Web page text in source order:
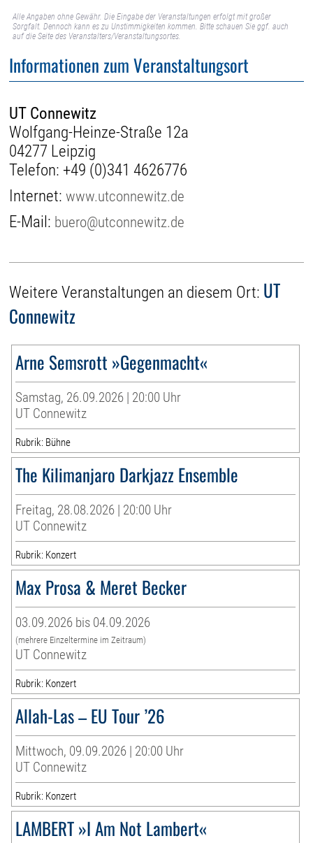
Alle Angaben ohne Gewähr. Die Eingabe der Veranstaltungen erfolgt mit großer
Sorgfalt. Dennoch kann es zu Unstimmigkeiten kommen. Bitte schauen Sie ggf. auch
auf die Seite des Veranstalters/Veranstaltungsortes.
Informationen zum Veranstaltungsort
UT Connewitz
Wolfgang-Heinze-Straße 12a
04277 Leipzig
Telefon: +49 (0)341 4626776
Internet:www.utconnewitz.de
E-Mail: buero@utconnewitz.de
Weitere Veranstaltungen an diesem Ort: UT
Connewitz
Arne Semsrott »Gegenmacht«
Samstag, 26.09.2026 | 20:00 Uhr
UT Connewitz
Rubrik: Bühne
The Kilimanjaro Darkjazz Ensemble
Freitag, 28.08.2026 | 20:00 Uhr
UT Connewitz
Rubrik: Konzert
Max Prosa & Meret Becker
03.09.2026 bis 04.09.2026
(mehrere Einzeltermine im Zeitraum)
UT Connewitz
Rubrik: Konzert
Allah-Las – EU Tour ’26
Mittwoch, 09.09.2026 | 20:00 Uhr
UT Connewitz
Rubrik: Konzert
LAMBERT »I Am Not Lambert«